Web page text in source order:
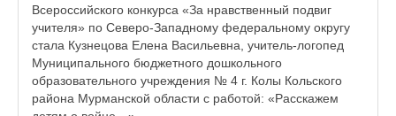
Всероссийского конкурса «За нравственный подвиг
учителя» по Северо-Западному федеральному округу
стала Кузнецова Елена Васильевна, учитель-логопед
Муниципального бюджетного дошкольного
образовательного учреждения № 4 г. Колы Кольского
района Мурманской области с работой: «Расскажем